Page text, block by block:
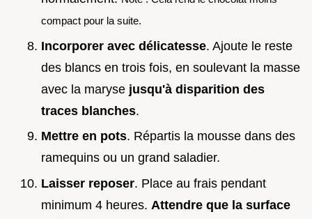
compact pour la suite.
Incorporer avec délicatesse. Ajoute le reste
des blancs en trois fois, en soulevant la masse
avec la maryse jusqu'à disparition des
traces blanches.
Mettre en pots. Répartis la mousse dans des
ramequins ou un grand saladier.
Laisser reposer. Place au frais pendant
minimum 4 heures. Attendre que la surface